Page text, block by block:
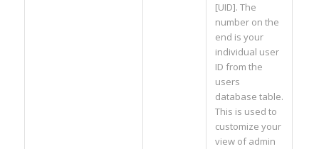
[UID]. The
number on the
end is your
individual user
ID from the
users
database table.
This is used to
customize your
view of admin